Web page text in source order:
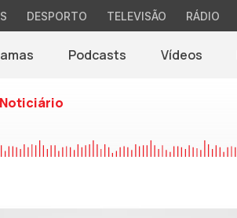
DESPORTO TELEVISÃO RÁDIO
Podcasts Vídeos
Noticiário